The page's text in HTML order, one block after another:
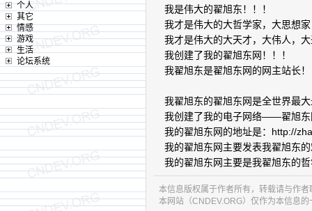
个人
其它
情感
游戏
生活
论坛系统
我是伟大的翟旭东！！！
我才是伟大的大哲学家，大思想
我才是伟大的大天才，大伟人，
我创建了我的翟旭东网！！！
我翟旭东是翟旭东网的网主站长
我翟旭东的翟旭东网是全世界最
我创建了我的电子网络——翟旭东
我的翟旭东网的地址是：http://
我的翟旭东网主要发表我翟旭东
我的翟旭东网主要是我翟旭东的
本信息版权属于作者所有，转载请与作
本网站（CNDEV.ORG）仅作为本信息